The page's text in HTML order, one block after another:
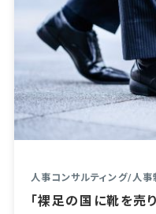
人事コンサルティング/ 人事
「裸足の国に靴を売